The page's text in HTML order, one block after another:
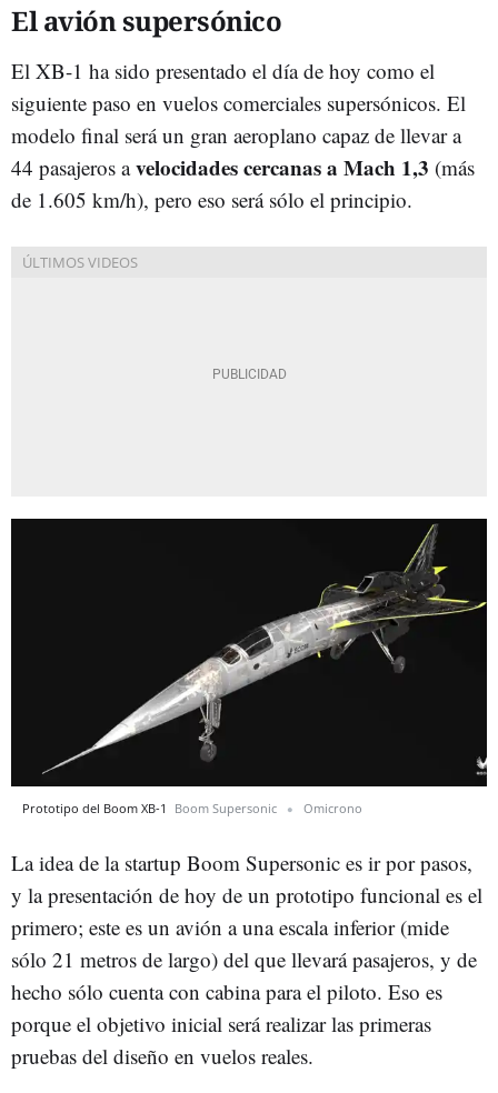
El avión supersónico
El XB-1 ha sido presentado el día de hoy como el
siguiente paso en vuelos comerciales supersónicos. El
modelo final será un gran aeroplano capaz de llevar a
44 pasajeros avelocidades cercanas a Mach 1,3 (más
de 1.605 km/h), pero eso será sólo el principio.
Prototipo del Boom XB-1 Boom Supersonic Omicrono
La idea de la startup Boom Supersonic es ir por pasos,
y la presentación de hoy de un prototipo funcional es el
primero; este es un avión a una escala inferior (mide
sólo 21 metros de largo) del que llevará pasajeros, y de
hecho sólo cuenta con cabina para el piloto. Eso es
porque el objetivo inicial será realizar las primeras
pruebas del diseño en vuelos reales.